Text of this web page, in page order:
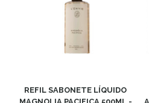
REFIL SABONETE LÍQUIDO